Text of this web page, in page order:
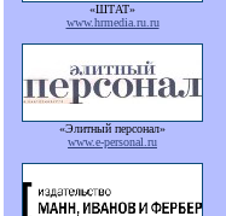
«ШТАТ»
www.hrmedia.ru.ru
«Элитный персонал»
www.e-personal.ru